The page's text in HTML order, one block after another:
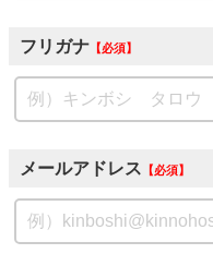
フリガナ 必須
メールアドレス 必須